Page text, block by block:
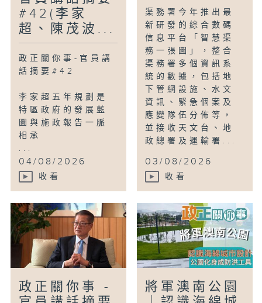
#42(李家
超、陳茂波...
政正關你事-官員講
話摘要#42
李家超五年規劃是
特區政府的發展藍
圖與施政報告一脈
相承
...
04/08/2026
收看
渠務署今年推出最
新研發的綜合數碼
信息平台「智慧渠
務一張圖」，整合
渠務署多個資訊系
統的數據，包括地
下管網設施、水文
資訊、緊急個案及
應變隊伍分佈等，
並接收天文台、地
政總署及運輸署...
03/08/2026
收看
政正關你事 -
將軍澳南公園